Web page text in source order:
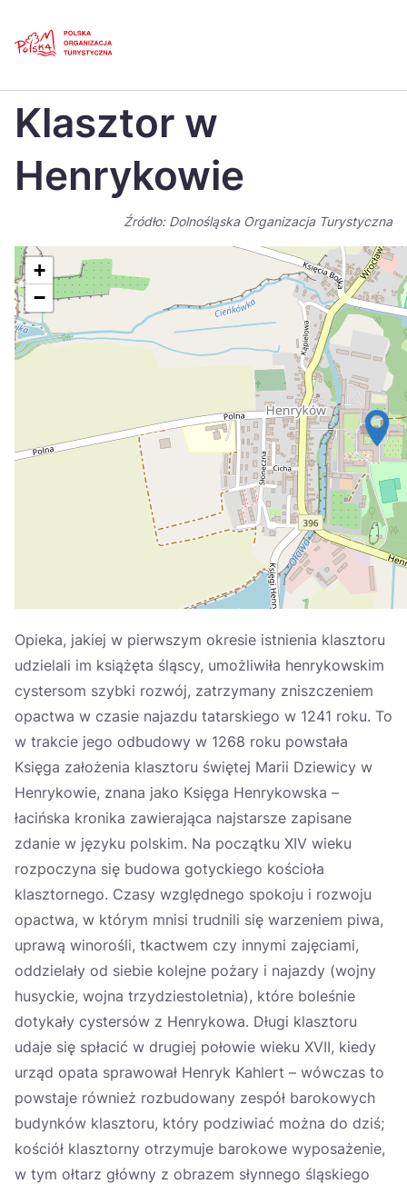
Polski
Dansk
Italiano
Nederlands 日本
Português
Zamknij
Klasztor w
Henrykowie
Źródło: Dolnośląska Organizacja Turystyczna
+
−
Opieka, jakiej w pierwszym okresie istnienia klasztoru
udzielali im książęta śląscy, umożliwiła henrykowskim
cystersom szybki rozwój, zatrzymany zniszczeniem
opactwa w czasie najazdu tatarskiego w 1241 roku. To
w trakcie jego odbudowy w 1268 roku powstała
Księga założenia klasztoru świętej Marii Dziewicy w
Henrykowie, znana jako Księga Henrykowska –
łacińska kronika zawierająca najstarsze zapisane
zdanie w języku polskim. Na początku XIV wieku
rozpoczyna się budowa gotyckiego kościoła
klasztornego. Czasy względnego spokoju i rozwoju
opactwa, w którym mnisi trudnili się warzeniem piwa,
uprawą winorośli, tkactwem czy innymi zajęciami,
oddzielały od siebie kolejne pożary i najazdy (wojny
husyckie, wojna trzydziestoletnia), które boleśnie
dotykały cystersów z Henrykowa. Długi klasztoru
udaje się spłacić w drugiej połowie wieku XVII, kiedy
urząd opata sprawował Henryk Kahlert – wówczas to
powstaje również rozbudowany zespół barokowych
budynków klasztoru, który podziwiać można do dziś;
kościół klasztorny otrzymuje barokowe wyposażenie,
w tym ołtarz główny z obrazem słynnego śląskiego